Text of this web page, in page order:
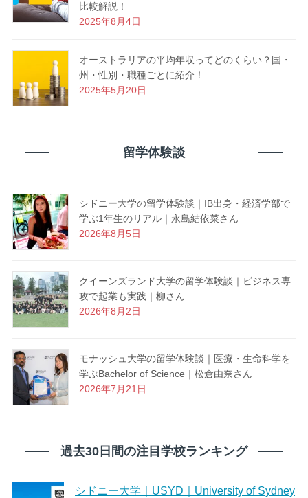
比較解説！
2025年8月4日
オーストラリアの平均年収ってどのくらい？国・
州・性別・職種ごとに紹介！
2025年5月20日
留学体験談
シドニー大学の留学体験談｜IB出身・経済学部で
学ぶ1年生のリアル｜永島結依菜さん
2026年8月5日
クイーンズランド大学の留学体験談｜ビジネス専
攻で起業も実践｜柳さん
2026年8月2日
モナッシュ大学の留学体験談｜医療・生命科学を
学ぶBachelor of Science｜松倉由奈さん
2026年7月21日
過去30日間の注目学校ランキング
シドニー大学｜USYD｜University of Sydney